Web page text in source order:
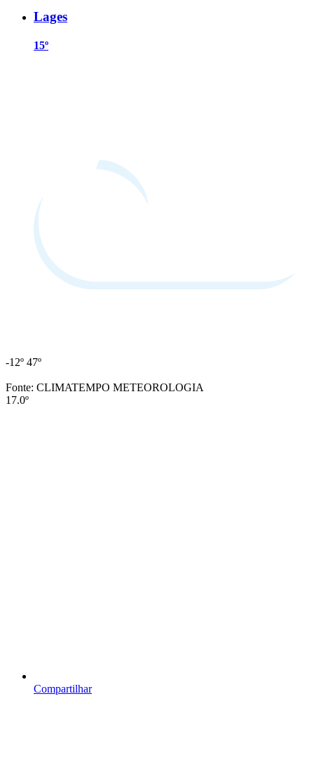
Lages
15º
-12º 47º
Fonte: CLIMATEMPO METEOROLOGIA
17.0º
Compartilhar